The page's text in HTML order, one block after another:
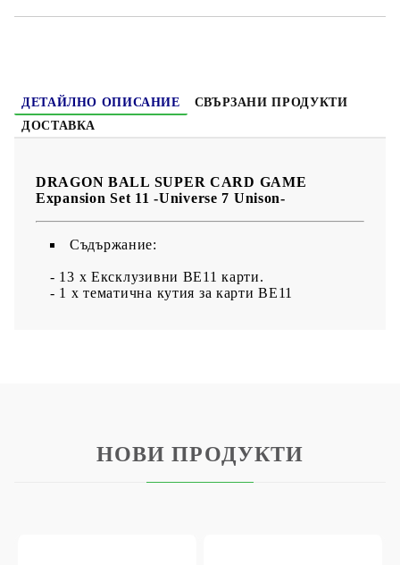
ДЕТАЙЛНО ОПИСАНИЕ
СВЪРЗАНИ ПРОДУКТИ
ДОСТАВКА
DRAGON BALL SUPER CARD GAME
Expansion Set 11 -Universe 7 Unison-
Съдържание:
- 13 х Ексклузивни BE11 карти.
- 1 х тематична кутия за карти BE11
НОВИ ПРОДУКТИ